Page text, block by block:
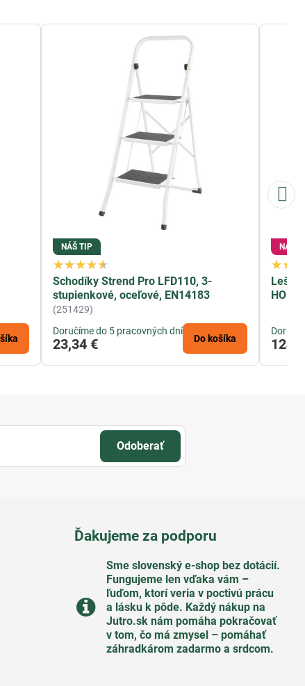
NÁŠ TIP
Schodíky Strend Pro LFD110, 3-
stupienkové, oceľové, EN14183
(251429)
Doručíme do 5 pracovných dní
23,34 € Do košíka
Odoberať
Ďakujeme za podporu
Sme slovenský e-shop bez dotácií​.
Fungujeme len vďaka vám –
ľuďom, ktorí veria v poctivú prácu
a lásku k pôde​. Každý nákup na
Jutro​.sk nám pomáha pokračovať
v tom, čo má zmysel – pomáhať
záhradkárom zadarmo a srdcom​.